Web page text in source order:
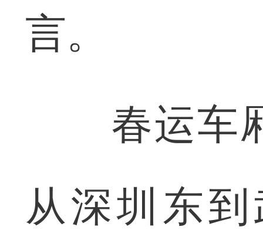
言。
春运车厢
从深圳东